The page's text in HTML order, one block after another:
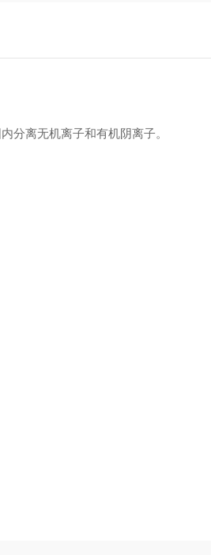
分离无机离子和有机阴离子。